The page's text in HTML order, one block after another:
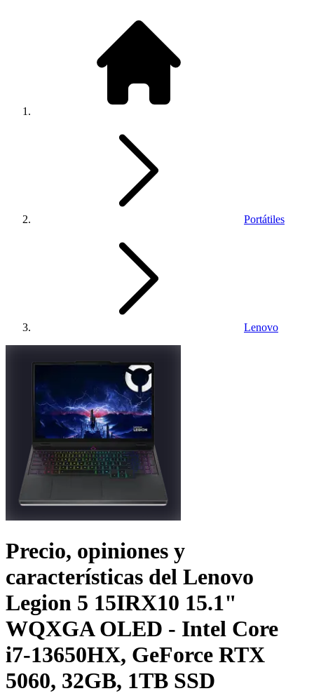
Portátiles
Lenovo
Precio, opiniones y
características del Lenovo
Legion 5 15IRX10 15.1"
WQXGA OLED - Intel Core
i7-13650HX, GeForce RTX
5060, 32GB, 1TB SSD